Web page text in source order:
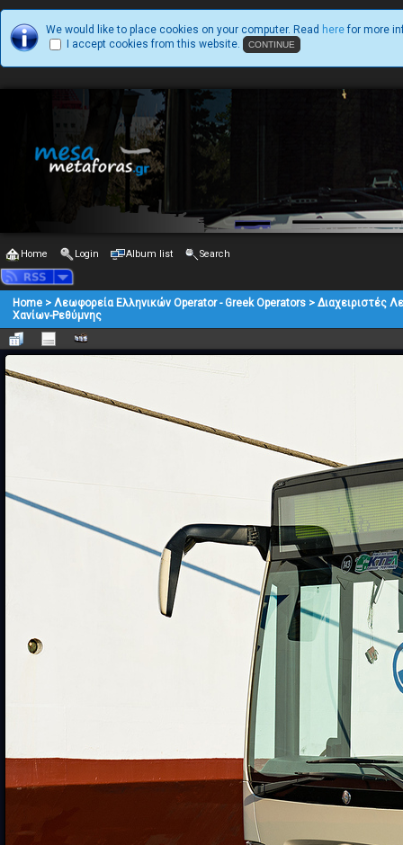
We would like to place cookies on your computer. Read here for more
I accept cookies from this website.
Home Login Album list Search
Home > Λεωφορεία Ελληνικών Operator - Greek Operators > Διαχειριστές
Χανίων-Ρεθύμνης